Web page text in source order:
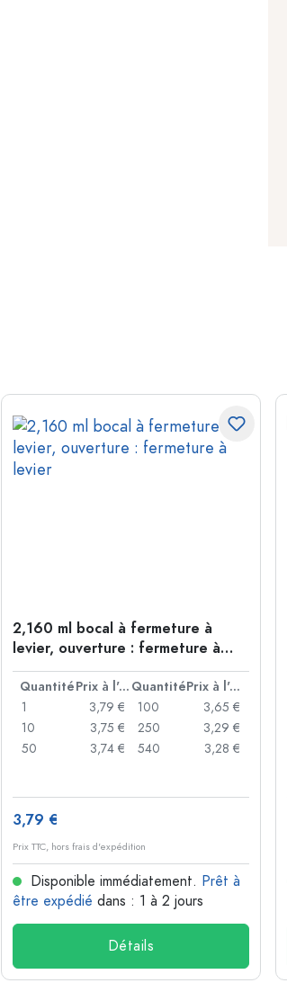
2,160 ml bocal à fermeture à
levier, ouverture : fermeture à
levier
Quantité Prix à l'unité Quantité
Prix à l'unité
1
3,79 €
10
3,75 €
50
3,74 €
100
3,65 €
250
3,29 €
540
3,28 €
3,79 €
Prix TTC, hors frais d'expédition
Disponible immédiatement. Prêt à
être expédié dans : 1 à 2 jours
Détails